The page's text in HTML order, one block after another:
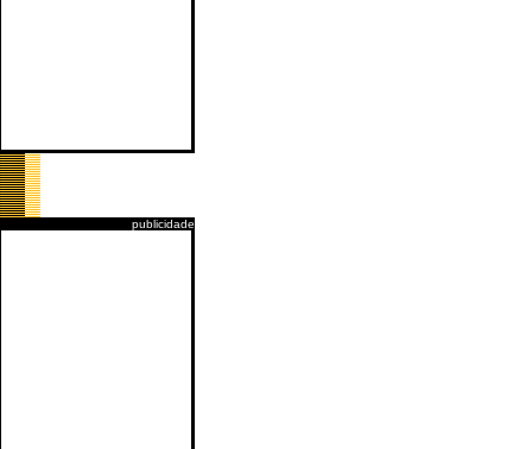
publicidade